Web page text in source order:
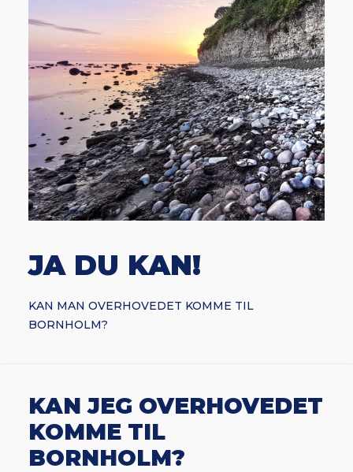
JA DU KAN!
KAN MAN OVERHOVEDET KOMME TIL
BORNHOLM?
KAN JEG OVERHOVEDET
KOMME TIL
BORNHOLM?